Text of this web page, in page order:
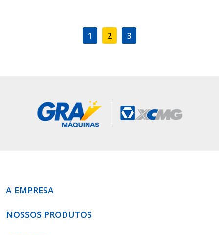
1 2 3
A EMPRESA
NOSSOS PRODUTOS